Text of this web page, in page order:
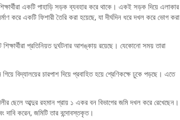
একটি পাহাড়ি সড়ক ব্যবহার করে থাকে। একই সড়ক দিয়ে এলাকার
করে একটি ফিশারী তৈরি করা হয়েছে, যা দীর্ঘদিন ধরে দখল করে ভোগ করা
প্রতিনিয়ত দুর্ঘটনার আশঙ্কায় রয়েছে। যেকোনো সময় তারা
বিদ্যালয়ের চারপাশ দিয়ে প্রবাহিত হয়ে শ্রেণিকক্ষে ঢুকে পড়ছে। এতে
ছেলে আব্দুর রহমান প্রায় ১ একর বন বিভাগের জমি দখল করে রেখেছেন।
দাবি করেন, জমিটি তার বন্দোবস্তকৃত।